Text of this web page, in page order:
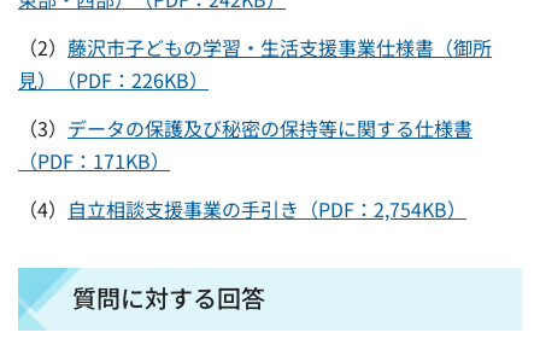
（2） 藤沢市子どもの学習・生活支援事業仕様書（御所
見）（PDF：226KB）
（3） データの保護及び秘密の保持等に関する仕様書
（PDF：171KB）
（4） 自立相談支援事業の手引き（PDF：2,754KB）
質問に対する回答